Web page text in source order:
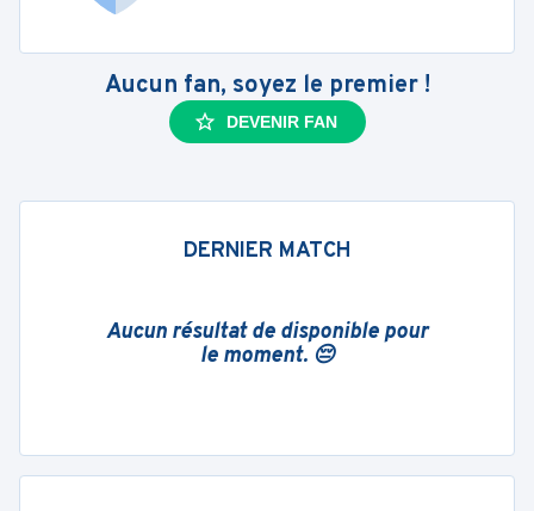
Aucun fan, soyez le premier !
DEVENIR FAN
DERNIER MATCH
Aucun résultat de disponible pour
le moment. 😔